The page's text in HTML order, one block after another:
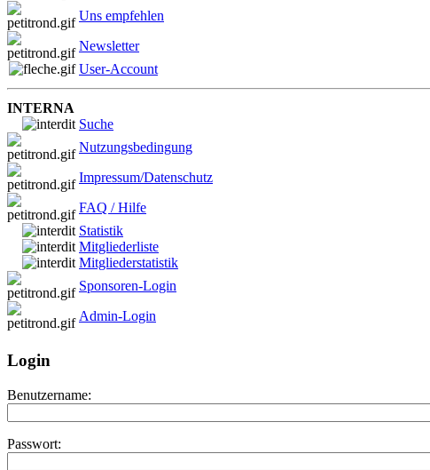
Uns empfehlen
Newsletter
User-Account
INTERNA
Suche
Nutzungsbedingung
Impressum/Datenschutz
FAQ / Hilfe
Statistik
Mitgliederliste
Mitgliederstatistik
Sponsoren-Login
Admin-Login
Login
Benutzername:
Passwort: